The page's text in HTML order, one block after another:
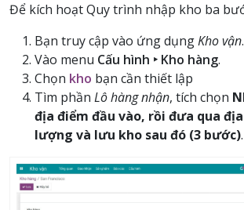
Để kích hoạt Quy trình nhập kho ba
Bạn truy cập vào ứng dụngKho vận.
Vào menu Cấu hình ‣ Kho hàng.
Chọn kho bạn cần thiết lập
Tìm phần Lô hàng nhận, tích chọn
địa điểm đầu vào, rồi đưa qua
lượng và lưu kho sau đó (3 bước).